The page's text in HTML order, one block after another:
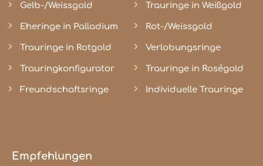
Gelb-/Weissgold Trauringe in Weißgold
Eheringe in Palladium Rot-/Weissgold
Trauringe in Rotgold Verlobungsringe
Trauringkonfigurator Trauringe in Roségold
Freundschaftsringe Individuelle Trauringe
Empfehlungen